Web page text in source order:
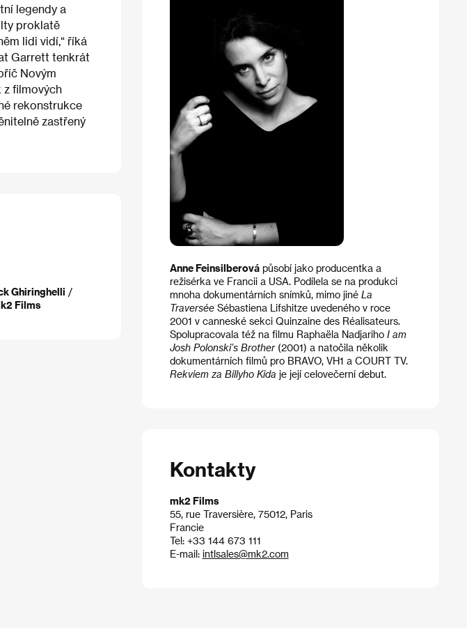
legendy a
proklatě
lidi vidí,“ říká
Garrett tenkrát
Novým
z filmových
rekonstrukce
zastřený
Ghiringhelli /
Films
Anne Feinsilberovápůsobí jako producentka a
režisérka ve Francii a USA. Podílela se na produkci
mnoha dokumentárních snímků, mimo jiné La
TraverséeSébastiena Lifshitze uvedeného v roce
2001 v canneské sekci Quinzaine des Réalisateurs.
Spolupracovala též na filmu Raphaëla Nadjariho I am
Josh Polonski’s Brother(2001) a natočila několik
dokumentárních filmů pro BRAVO, VH1 a COURT TV.
Rekviem za Billyho Kida je její celovečerní debut.
Kontakty
mk2 Films
55, rue Traversière, 75012, Paris
Francie
Tel: +33 144 673 111
E-mail: intlsales@mk2.com